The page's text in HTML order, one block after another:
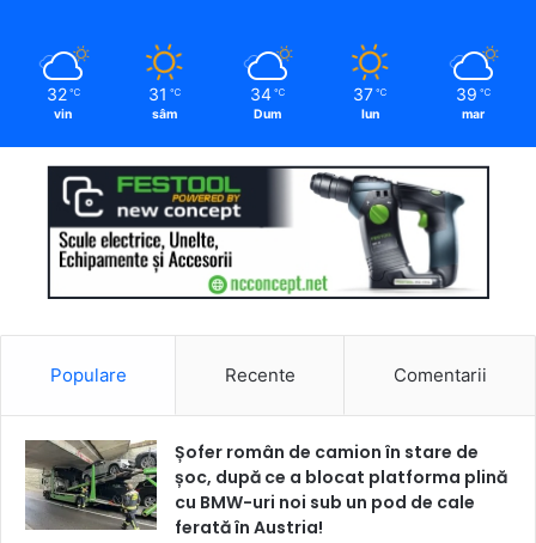
32 ℃
vin
31 ℃
sâm
34 ℃
Dum
37 ℃
lun
39 ℃
mar
Populare Recente Comentarii
Șofer român de camion în stare de
șoc, după ce a blocat platforma plină
cu BMW-uri noi sub un pod de cale
ferată în Austria!